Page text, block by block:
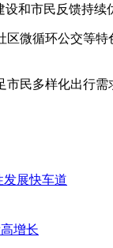
和市民反馈持续
微循环公交等
民多样化出行需
展快车道
增长